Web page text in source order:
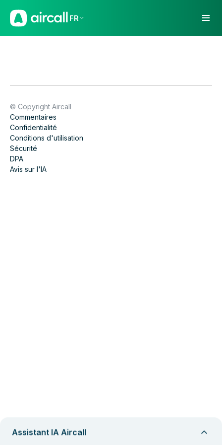
FR
© Copyright Aircall
Commentaires
Confidentialité
Conditions d'utilisation
Sécurité
DPA
Avis sur l'IA
Assistant IA Aircall